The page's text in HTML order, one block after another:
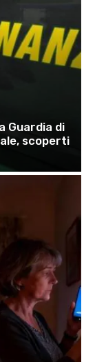
Guardia di
scoperti